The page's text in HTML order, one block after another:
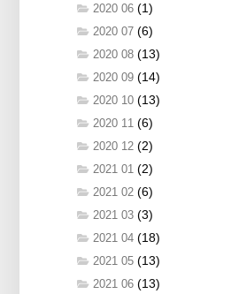
2020 06 (1)
2020 07 (6)
2020 08 (13)
2020 09 (14)
2020 10 (13)
2020 11 (6)
2020 12 (2)
2021 01 (2)
2021 02 (6)
2021 03 (3)
2021 04 (18)
2021 05 (13)
2021 06 (13)